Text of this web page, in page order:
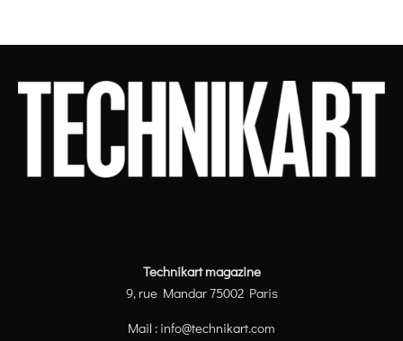
Technikart magazine
9, rue Mandar 75002 Paris
Mail : info@technikart.com